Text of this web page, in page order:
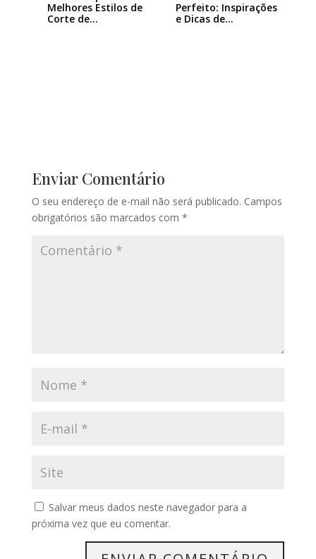
Melhores Estilos de
Corte de…
Perfeito: Inspirações
e Dicas de…
Enviar Comentário
O seu endereço de e-mail não será publicado. Campos
obrigatórios são marcados com *
Salvar meus dados neste navegador para a
próxima vez que eu comentar.